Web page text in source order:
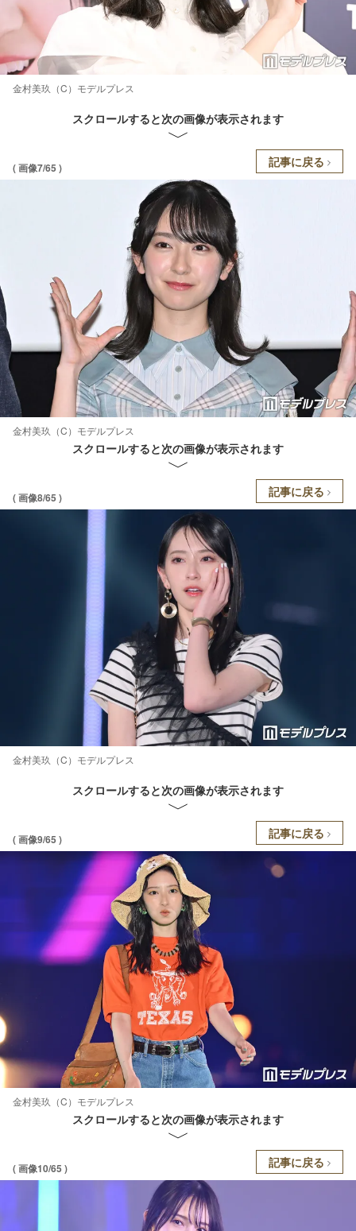
金村美玖（C）モデルプレス
スクロールすると次の画像が表示されます
( 画像7/65 ) 記事に戻る
金村美玖（C）モデルプレス
スクロールすると次の画像が表示されます
( 画像8/65 ) 記事に戻る
金村美玖（C）モデルプレス
スクロールすると次の画像が表示されます
( 画像9/65 ) 記事に戻る
金村美玖（C）モデルプレス
スクロールすると次の画像が表示されます
( 画像10/65 ) 記事に戻る